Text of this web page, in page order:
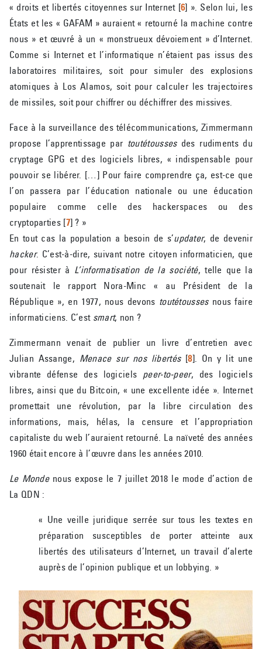
« droits et libertés citoyennes sur Internet[6] ». Selon lui, les
États et les « GAFAM » auraient « retourné la machine contre
nous » et œuvré à un « monstrueux dévoiement » d’Internet.
Comme si Internet et l’informatique n’étaient pas issus des
laboratoires militaires, soit pour simuler des explosions
atomiques à Los Alamos, soit pour calculer les trajectoires
de missiles, soit pour chiffrer ou déchiffrer des missives.
Face à la surveillance des télécommunications, Zimmermann
propose l’apprentissage par toutétoussesdes rudiments du
cryptage GPG et des logiciels libres, « indispensable pour
pouvoir se libérer. […] Pour faire comprendre ça, est-ce que
l’on passera par l’éducation nationale ou une éducation
populaire comme celle des hackerspaces ou des
cryptoparties[7] ? »
En tout cas la population a besoin de s’updater, de devenir
hacker. C’est-à-dire, suivant notre citoyen informaticien, que
pour résister à L’informatisation de la société, telle que la
soutenait le rapport Nora-Minc « au Président de la
République », en 1977, nous devons toutétoussesnous faire
informaticiens. C’est smart, non ?
Zimmermann venait de publier un livre d’entretien avec
Julian Assange, Menace sur nos libertés[8]. On y lit une
vibrante défense des logiciels peer-to-peer, des logiciels
libres, ainsi que du Bitcoin, « une excellente idée ». Internet
promettait une révolution, par la libre circulation des
informations, mais, hélas, la censure et l’appropriation
capitaliste du web l’auraient retourné. La naïveté des années
1960 était encore à l’œuvre dans les années 2010.
Le Mondenous expose le 7 juillet 2018 le mode d’action de
La QDN :
« Une veille juridique serrée sur tous les textes en
préparation susceptibles de porter atteinte aux
libertés des utilisateurs d’Internet, un travail d’alerte
auprès de l’opinion publique et un lobbying. »